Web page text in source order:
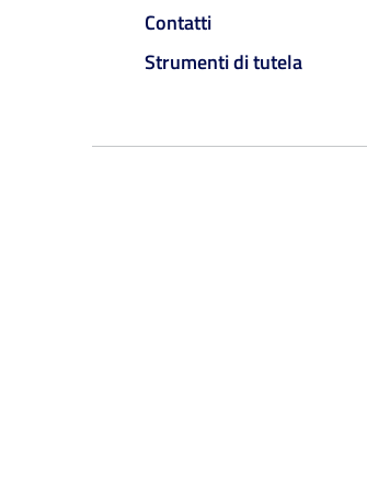
Contatti
Strumenti di tutela